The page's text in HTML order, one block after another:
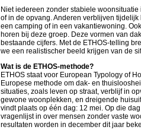
Niet iedereen zonder stabiele
of in de opvang. Anderen verblijven
een camping of in een vakantiewoning.
horen bij deze groep. Deze vormen van
bestaande cijfers. Met de ETHOS-telling
we een realistischer beeld krijgen van de
Wat is de ETHOS-methode?
ETHOS staat voor European Typology of
Europese methode om dak- en
situaties, zoals leven op straat, verblijf in
gewone woonplekken, en dreigende
vindt plaats op één dag: 12 mei. Op die
vragenlijst in over mensen zonder vaste
resultaten worden in december dit jaar